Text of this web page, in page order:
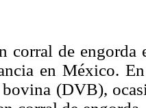
corral de
en México.
(DVB),